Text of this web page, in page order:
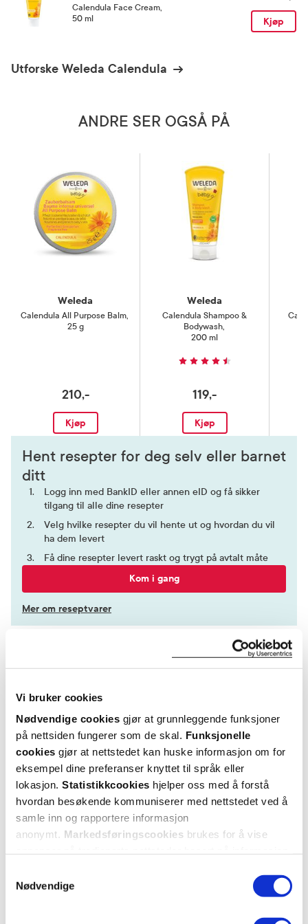
Vi bruker cookies
Nødvendige cookies gjør at grunnleggende funksjoner
på nettsiden fungerer som de skal. Funksjonelle
cookies gjør at nettstedet kan huske informasjon om for
eksempel dine preferanser knyttet til språk eller
lokasjon. Statistikkcookies hjelper oss med å forstå
hvordan besøkende kommuniserer med nettstedet ved å
samle inn og rapportere informasjon
anonymt. Markedsføringscookies brukes for å vise
Nødvendige
Calendula Face Cream
50 ml
Kjøp
Utforske Weleda Calendula
ANDRE SER OGSÅ PÅ
Weleda
Calendula All Purpose Balm,
25 g
210,-
Kjøp
Weleda
Calendula Shampoo &
Bodywash,
200 ml
119,-
Kjøp
Hent resepter for deg selv eller barnet
ditt
Logg inn med BankID eller annen eID og få sikker
tilgang til alle dine resepter
Velg hvilke resepter du vil hente ut og hvordan du vil
ha dem levert
Få dine resepter levert raskt og trygt på avtalt måte
Kom i gang
Mer om reseptvarer